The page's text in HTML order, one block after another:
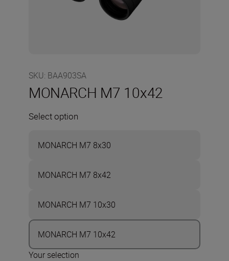
SKU: BAA903SA
MONARCH M7 10x42
Select option
MONARCH M7 8x30
MONARCH M7 8x42
MONARCH M7 10x30
MONARCH M7 10x42
Your selection